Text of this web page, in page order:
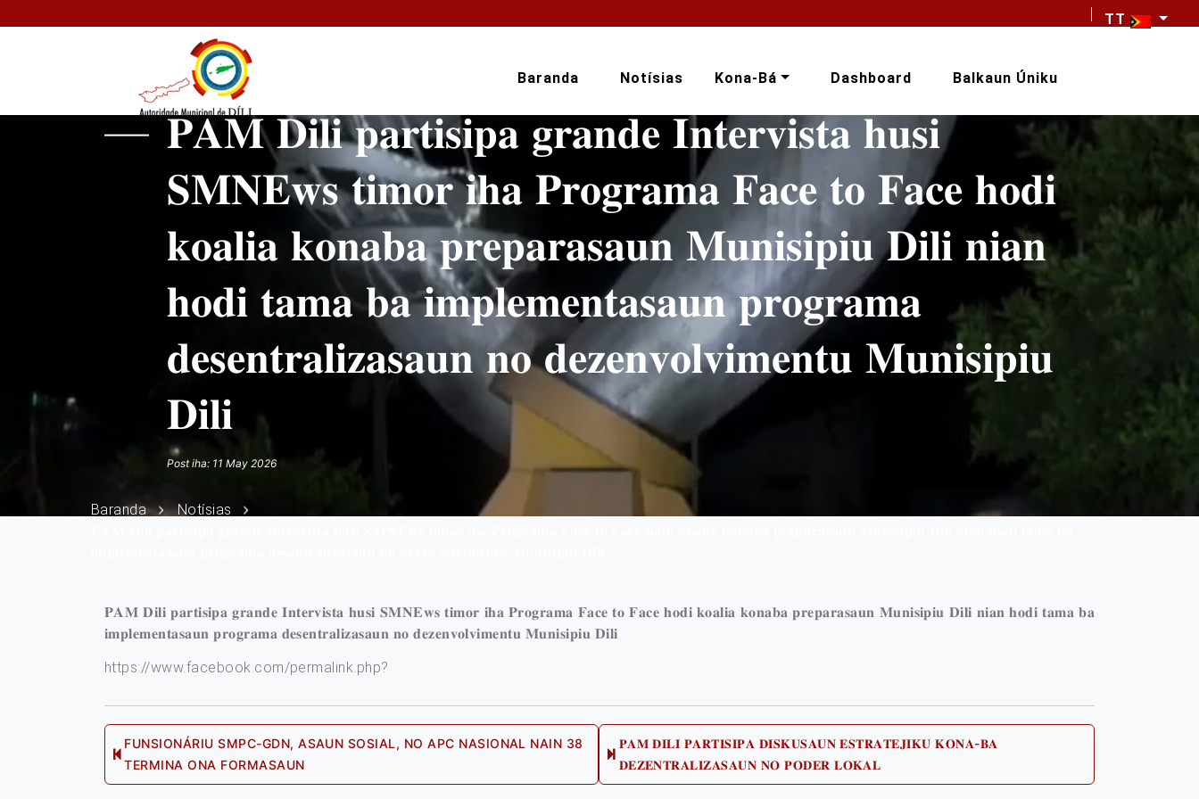
TT
Baranda Notísias Kona-Bá Dashboard Balkaun Úniku
𝐏𝐀𝐌 𝐃𝐢𝐥𝐢 𝐩𝐚𝐫𝐭𝐢𝐬𝐢𝐩𝐚 𝐠𝐫𝐚𝐧𝐝𝐞 𝐈𝐧𝐭𝐞𝐫𝐯𝐢𝐬𝐭𝐚 𝐡𝐮𝐬𝐢
𝐒𝐌𝐍𝐄𝐰𝐬 𝐭𝐢𝐦𝐨𝐫 𝐢𝐡𝐚 𝐏𝐫𝐨𝐠𝐫𝐚𝐦𝐚 𝐅𝐚𝐜𝐞 𝐭𝐨 𝐅𝐚𝐜𝐞 𝐡𝐨𝐝𝐢
𝐤𝐨𝐚𝐥𝐢𝐚 𝐤𝐨𝐧𝐚𝐛𝐚 𝐩𝐫𝐞𝐩𝐚𝐫𝐚𝐬𝐚𝐮𝐧 𝐌𝐮𝐧𝐢𝐬𝐢𝐩𝐢𝐮 𝐃𝐢𝐥𝐢 𝐧𝐢𝐚𝐧
𝐡𝐨𝐝𝐢 𝐭𝐚𝐦𝐚 𝐛𝐚 𝐢𝐦𝐩𝐥𝐞𝐦𝐞𝐧𝐭𝐚𝐬𝐚𝐮𝐧 𝐩𝐫𝐨𝐠𝐫𝐚𝐦𝐚
𝐝𝐞𝐬𝐞𝐧𝐭𝐫𝐚𝐥𝐢𝐳𝐚𝐬𝐚𝐮𝐧 𝐧𝐨 𝐝𝐞𝐳𝐞𝐧𝐯𝐨𝐥𝐯𝐢𝐦𝐞𝐧𝐭𝐮 𝐌𝐮𝐧𝐢𝐬𝐢𝐩𝐢𝐮
𝐃𝐢𝐥𝐢
Post iha: 11 May 2026
Baranda
Notísias
𝐏𝐀𝐌 𝐃𝐢𝐥𝐢 𝐩𝐚𝐫𝐭𝐢𝐬𝐢𝐩𝐚 𝐠𝐫𝐚𝐧𝐝𝐞 𝐈𝐧𝐭𝐞𝐫𝐯𝐢𝐬𝐭𝐚 𝐡𝐮𝐬𝐢 𝐒𝐌𝐍𝐄𝐰𝐬 𝐭𝐢𝐦𝐨𝐫 𝐢𝐡𝐚 𝐏𝐫𝐨𝐠𝐫𝐚𝐦𝐚 𝐅𝐚𝐜𝐞 𝐭𝐨 𝐅𝐚𝐜𝐞 𝐡𝐨𝐝𝐢 𝐤𝐨𝐚𝐥𝐢𝐚 𝐤𝐨𝐧𝐚𝐛𝐚 𝐩𝐫𝐞𝐩𝐚𝐫𝐚𝐬𝐚𝐮𝐧 𝐌𝐮𝐧𝐢𝐬𝐢𝐩𝐢𝐮 𝐃𝐢𝐥𝐢 𝐧𝐢𝐚𝐧 𝐡𝐨𝐝𝐢 𝐭𝐚𝐦𝐚 𝐛𝐚
𝐢𝐦𝐩𝐥𝐞𝐦𝐞𝐧𝐭𝐚𝐬𝐚𝐮𝐧 𝐩𝐫𝐨𝐠𝐫𝐚𝐦𝐚 𝐝𝐞𝐬𝐞𝐧𝐭𝐫𝐚𝐥𝐢𝐳𝐚𝐬𝐚𝐮𝐧 𝐧𝐨 𝐝𝐞𝐳𝐞𝐧𝐯𝐨𝐥𝐯𝐢𝐦𝐞𝐧𝐭𝐮 𝐌𝐮𝐧𝐢𝐬𝐢𝐩𝐢𝐮 𝐃𝐢𝐥𝐢
https://www.facebook.com/permalink.php?
Post
post:
FUNSIONÁRIU SMPC-GDN, ASAUN SOSIAL, NO APC NASIONAL NAIN 38
TERMINA ONA FORMASAUN
Next
post:
𝐏𝐀𝐌 𝐃𝐈𝐋𝐈 𝐏𝐀𝐑𝐓𝐈𝐒𝐈𝐏𝐀 𝐃𝐈𝐒𝐊𝐔𝐒𝐀𝐔𝐍 𝐄𝐒𝐓𝐑𝐀𝐓𝐄𝐉𝐈𝐊𝐔 𝐊𝐎𝐍𝐀-𝐁𝐀
𝐃𝐄𝐙𝐄𝐍𝐓𝐑𝐀𝐋𝐈𝐙𝐀𝐒𝐀𝐔𝐍 𝐍𝐎 𝐏𝐎𝐃𝐄𝐑 𝐋𝐎𝐊𝐀𝐋